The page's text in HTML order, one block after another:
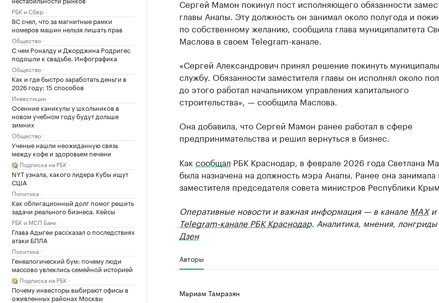
РБК и Сбер
ВС счел, что за магнитные рамки
номеров машин нельзя лишать прав
Общество
С чем Роналду и Джорджина Родригес
подошли к свадьбе. Инфографика
Общество
Как и где быстро заработать деньги в
2026 году: 15 способов
Инвестиции
Осенние каникулы у школьников в
новом учебном году будут дольше
зимних
Общество
Ученые нашли неожиданную связь
между кофе и здоровьем печени
Подписка на РБК
NYT узнала, какого лидера Кубы ищут
США
Политика
Как облигационный долг помог решить
задачи реального бизнеса. Кейсы
РБК и МСП Банк
Глава Адыгеи рассказал о последствиях
атаки БПЛА
Политика
Генеалогический бум: почему люди
массово увлеклись семейной историей
Подписка на РБК
Почему инвесторы выбирают офисы в
оживленных районах Москвы
Сергей Мамон покинул пост исполняющего обязанности
главы Анапы. Эту должность он занимал около полугода и
по собственному желанию, сообщила глава муниципалитета
Маслова в своем Telegram-канале.
«Сергей Александрович принял решение покинуть
службу. Обязанности заместителя главы он исполнял около
до этого работал начальником управления капитального
строительства», — сообщила Маслова.
Она добавила, что Сергей Мамон ранее работал в сфере
предпринимательства и решил вернуться в бизнес.
Как сообщал РБК Краснодар, в феврале 2026 года Светлана
была назначена на должность мэра Анапы. Ранее она занимала
заместителя председателя совета министров Республики
Оперативные новости и важная информация — в канале MAXи
Telegram-канале РБК Краснодар. Аналитика, мнения,
Дзен
Авторы
Мариам Тамразян